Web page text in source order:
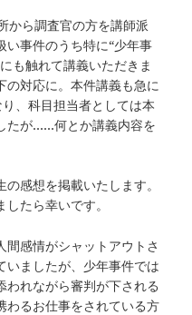
から調査官の方を講師派
い事件のうち特に“少年事
も触れて講義いただきま
の対応に。本件講義も急に
、科目担当者としては本
たが……何とか講義内容を
感想を掲載いたします。
たら幸いです。
間感情がシャットアウトさ
いましたが、少年事件では
われながら審判が下される
わるお仕事をされている方